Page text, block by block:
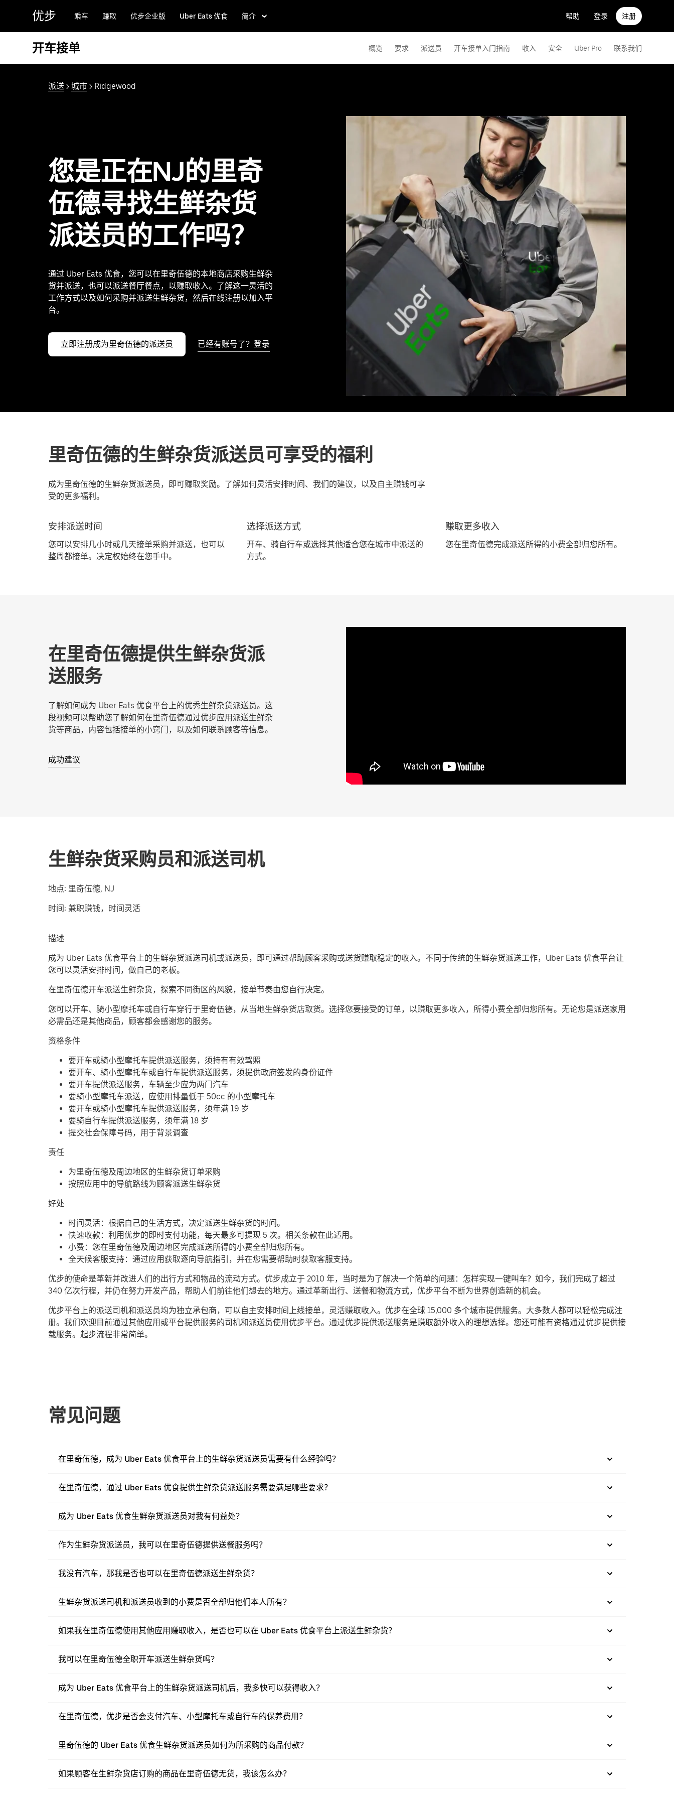
容
优步 乘车 赚取 优步企业版 Uber Eats 优食 简介 帮助 登录 注册
开车接单 概览 要求 派送员 开车接单入门指南 收入 安全 Uber Pro 联系我们
派送 > 城市 > Ridgewood
您是正在NJ的里奇
伍德寻找生鲜杂货
派送员的工作吗？
通过 Uber Eats 优食，您可以在里奇伍德的本地商店采购生鲜杂
货并派送，也可以派送餐厅餐点，以赚取收入。了解这一灵活的
工作方式以及如何采购并派送生鲜杂货，然后在线注册以加入平
台。
立即注册成为里奇伍德的派送员 已经有账号了？登录
里奇伍德的生鲜杂货派送员可享受的福利
成为里奇伍德的生鲜杂货派送员，即可赚取奖励。了解如何灵活安排时间、我们的建议，以及自主赚钱可享
受的更多福利。
安排派送时间
您可以安排几小时或几天接单采购并派送，也可以
整周都接单。决定权始终在您手中。
选择派送方式
开车、骑自行车或选择其他适合您在城市中派送的
方式。
赚取更多收入
您在里奇伍德完成派送所得的小费全部归您所有。
在里奇伍德提供生鲜杂货派
送服务
了解如何成为 Uber Eats 优食平台上的优秀生鲜杂货派送员。这
段视频可以帮助您了解如何在里奇伍德通过优步应用派送生鲜杂
货等商品，内容包括接单的小窍门，以及如何联系顾客等信息。
成功建议
生鲜杂货采购员和派送司机
地点: 里奇伍德, NJ
时间: 兼职赚钱，时间灵活
描述
成为 Uber Eats 优食平台上的生鲜杂货派送司机或派送员，即可通过帮助顾客采购或送货赚取稳定的收入。不同于传统的生鲜杂货派送工作，Uber Eats 优食平台让
您可以灵活安排时间，做自己的老板。
在里奇伍德开车派送生鲜杂货，探索不同街区的风貌，接单节奏由您自行决定。
您可以开车、骑小型摩托车或自行车穿行于里奇伍德，从当地生鲜杂货店取货。选择您要接受的订单，以赚取更多收入，所得小费全部归您所有。无论您是派送家用
必需品还是其他商品，顾客都会感谢您的服务。
资格条件
要开车或骑小型摩托车提供派送服务，须持有有效驾照
要开车、骑小型摩托车或自行车提供派送服务，须提供政府签发的身份证件
要开车提供派送服务，车辆至少应为两门汽车
要骑小型摩托车派送，应使用排量低于 50cc 的小型摩托车
要开车或骑小型摩托车提供派送服务，须年满 19 岁
要骑自行车提供派送服务，须年满 18 岁
提交社会保障号码，用于背景调查
责任
为里奇伍德及周边地区的生鲜杂货订单采购
按照应用中的导航路线为顾客派送生鲜杂货
好处
时间灵活：根据自己的生活方式，决定派送生鲜杂货的时间。
快速收款：利用优步的即时支付功能，每天最多可提现 5 次。相关条款在此适用。
小费：您在里奇伍德及周边地区完成派送所得的小费全部归您所有。
全天候客服支持：通过应用获取逐向导航指引，并在您需要帮助时获取客服支持。
优步的使命是革新并改进人们的出行方式和物品的流动方式。优步成立于 2010 年，当时是为了解决一个简单的问题：怎样实现一键叫车？如今，我们完成了超过
340 亿次行程，并仍在努力开发产品，帮助人们前往他们想去的地方。通过革新出行、送餐和物流方式，优步平台不断为世界创造新的机会。
优步平台上的派送司机和派送员均为独立承包商，可以自主安排时间上线接单，灵活赚取收入。优步在全球 15,000 多个城市提供服务。大多数人都可以轻松完成注
册。我们欢迎目前通过其他应用或平台提供服务的司机和派送员使用优步平台。通过优步提供派送服务是赚取额外收入的理想选择。您还可能有资格通过优步提供接
载服务。起步流程非常简单。
常见问题
在里奇伍德，成为 Uber Eats 优食平台上的生鲜杂货派送员需要有什么经验吗？
在里奇伍德，通过 Uber Eats 优食提供生鲜杂货派送服务需要满足哪些要求？
成为 Uber Eats 优食生鲜杂货派送员对我有何益处？
作为生鲜杂货派送员，我可以在里奇伍德提供送餐服务吗？
我没有汽车，那我是否也可以在里奇伍德派送生鲜杂货？
生鲜杂货派送司机和派送员收到的小费是否全部归他们本人所有？
如果我在里奇伍德使用其他应用赚取收入，是否也可以在 Uber Eats 优食平台上派送生鲜杂货？
我可以在里奇伍德全职开车派送生鲜杂货吗？
成为 Uber Eats 优食平台上的生鲜杂货派送司机后，我多快可以获得收入？
在里奇伍德，优步是否会支付汽车、小型摩托车或自行车的保养费用？
里奇伍德的 Uber Eats 优食生鲜杂货派送员如何为所采购的商品付款？
如果顾客在生鲜杂货店订购的商品在里奇伍德无货，我该怎么办？